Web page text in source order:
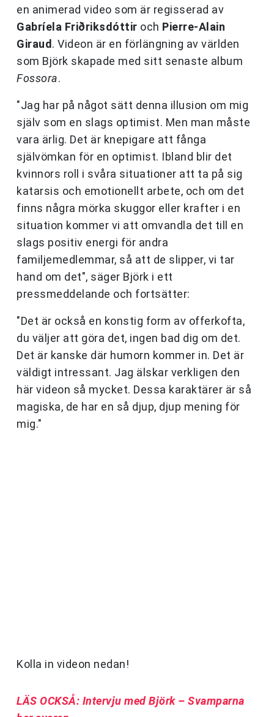
en animerad video som är regisserad av
Gabríela Friðriksdóttir och Pierre-Alain
Giraud . Videon är en förlängning av världen
som Björk skapade med sitt senaste album
Fossora.
"Jag har på något sätt denna illusion om mig
själv som en slags optimist. Men man måste
vara ärlig. Det är knepigare att fånga
självömkan för en optimist. Ibland blir det
kvinnors roll i svåra situationer att ta på sig
katarsis och emotionellt arbete, och om det
finns några mörka skuggor eller krafter i en
situation kommer vi att omvandla det till en
slags positiv energi för andra
familjemedlemmar, så att de slipper, vi tar
hand om det", säger Björk i ett
pressmeddelande och fortsätter:
"Det är också en konstig form av offerkofta,
du väljer att göra det, ingen bad dig om det.
Det är kanske där humorn kommer in. Det är
väldigt intressant. Jag älskar verkligen den
här videon så mycket. Dessa karaktärer är så
magiska, de har en så djup, djup mening för
mig."
Kolla in videon nedan!
LÄS OCKSÅ: Intervju med Björk – Svamparna